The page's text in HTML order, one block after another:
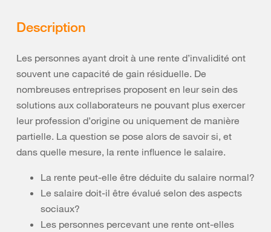
Description
Les personnes ayant droit à une rente d’invalidité ont
souvent une capacité de gain résiduelle. De
nombreuses entreprises proposent en leur sein des
solutions aux collaborateurs ne pouvant plus exercer
leur profession d’origine ou uniquement de manière
partielle. La question se pose alors de savoir si, et
dans quelle mesure, la rente influence le salaire.
La rente peut-elle être déduite du salaire normal?
Le salaire doit-il être évalué selon des aspects
sociaux?
Les personnes percevant une rente ont-elles